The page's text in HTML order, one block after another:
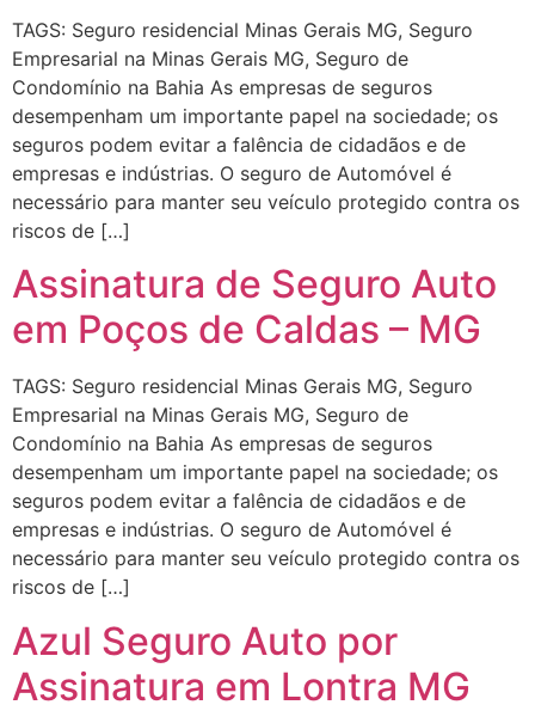
TAGS: Seguro residencial Minas Gerais MG, Seguro
Empresarial na Minas Gerais MG, Seguro de
Condomínio na Bahia As empresas de seguros
desempenham um importante papel na sociedade; os
seguros podem evitar a falência de cidadãos e de
empresas e indústrias. O seguro de Automóvel é
necessário para manter seu veículo protegido contra os
riscos de […]
Assinatura de Seguro Auto
em Poços de Caldas – MG
TAGS: Seguro residencial Minas Gerais MG, Seguro
Empresarial na Minas Gerais MG, Seguro de
Condomínio na Bahia As empresas de seguros
desempenham um importante papel na sociedade; os
seguros podem evitar a falência de cidadãos e de
empresas e indústrias. O seguro de Automóvel é
necessário para manter seu veículo protegido contra os
riscos de […]
Azul Seguro Auto por
Assinatura em Lontra MG